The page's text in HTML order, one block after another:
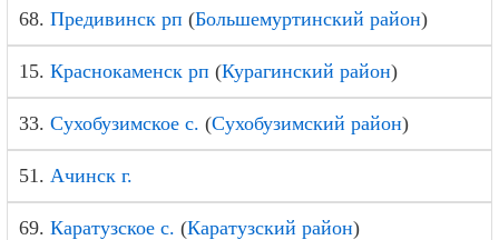
68. Предивинск рп (Большемуртинский район)
15. Краснокаменск рп (Курагинский район)
33. Сухобузимское с. (Сухобузимский район)
51. Ачинск г.
69. Каратузское с. (Каратузский район)